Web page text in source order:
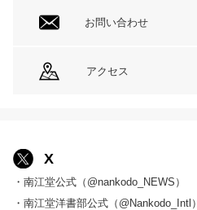
お問い合わせ
アクセス
X
・南江堂公式（@nankodo_NEWS）
・南江堂洋書部公式（@Nankodo_Intl）